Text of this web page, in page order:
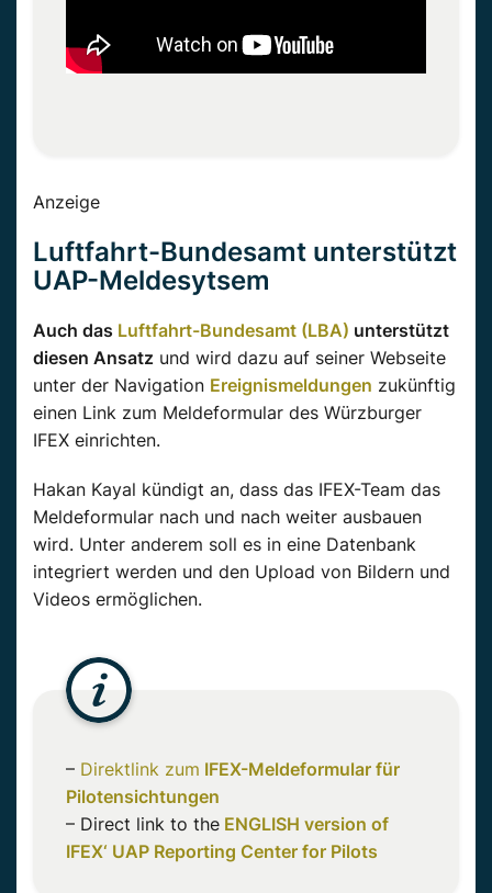
Anzeige
Luftfahrt-Bundesamt unterstützt
UAP-Meldesytsem
Auch das Luftfahrt-Bundesamt (LBA) unterstützt
diesen Ansatz und wird dazu auf seiner Webseite
unter der Navigation Ereignismeldungen zukünftig
einen Link zum Meldeformular des Würzburger
IFEX einrichten.
Hakan Kayal kündigt an, dass das IFEX-Team das
Meldeformular nach und nach weiter ausbauen
wird. Unter anderem soll es in eine Datenbank
integriert werden und den Upload von Bildern und
Videos ermöglichen.
– Direktlink zum IFEX-Meldeformular für
Pilotensichtungen
– Direct link to the ENGLISH version of
IFEX‘ UAP Reporting Center for Pilots